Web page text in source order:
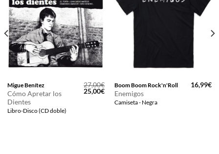
Migue Benítez
Cómo Apretar los
Dientes
Libro-Disco (CD doble)
27,00€
El
precio
25,00€El
precio
actual
Boom Boom Rock'n'Roll
Enemigos
Camiseta - Negra
16,99€